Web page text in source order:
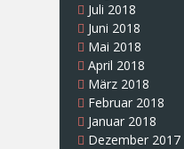
Juli 2018
Juni 2018
Mai 2018
April 2018
März 2018
Februar 2018
Januar 2018
Dezember 2017